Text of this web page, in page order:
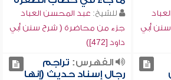
أبي
للشيخ: عبد المحسن العباد
جزء من محاضرة ( شرح سنن أبي
داود [472])
الفهرس: تراجم
رجال إسناد حديث (إنها